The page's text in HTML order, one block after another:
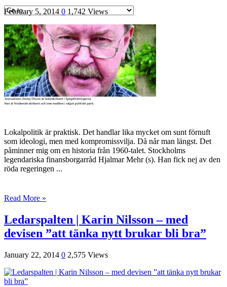
Hvilan – Trädgårdstips
MALIN B – TRENDSPANING
Kåserier
Ovriga
February 5, 2014 0 1,742 Views
Lokalpolitik är praktisk. Det handlar lika mycket om sunt förnuft
som ideo­logi, men med kompromissvilja. Då når man längst. Det
påminner mig om en historia från 1960-talet. Stockholms
legendariska finansborgarråd Hjal­mar Mehr (s). Han fick nej av den
röda regeringen ...
Read More »
Ledarspalten | Karin Nilsson – med
devisen ”att tänka nytt brukar bli bra”
January 22, 2014 0 2,575 Views